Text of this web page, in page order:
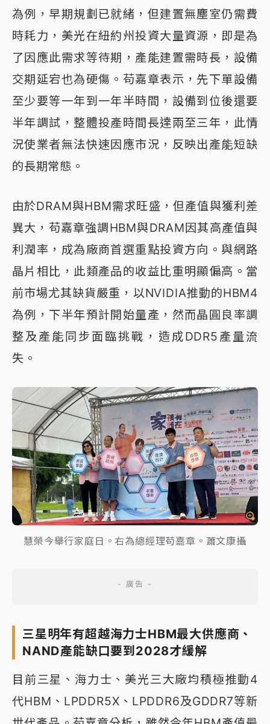
為例，早期規劃已就緒，但建置無塵室仍需費
時耗力，美光在紐約州投資大量資源，即是為
了因應此需求等待期，產能建置需時長，設備
交期延宕也為硬傷。苟嘉章表示，先下單設備
至少要等一年到一年半時間，設備到位後還要
半年調試，整體投產時間長達兩至三年，此情
況使業者無法快速因應市況，反映出產能短缺
的長期常態。
由於DRAM與HBM需求旺盛，但產值與獲利差
異大，苟嘉章強調HBM與DRAM因其高產值與
利潤率，成為廠商首選重點投資方向。與網路
晶片相比，此類產品的收益比重明顯偏高。當
前市場尤其缺貨嚴重，以NVIDIA推動的HBM4
為例，下半年預計開始量產，然而晶圓良率調
整及產能同步面臨挑戰，造成DDR5產量流
失。
慧榮今舉行家庭日。右為總經理苟嘉章。蕭文康攝
三星明年有超越海力士HBM最大供應商、
NAND產能缺口要到2028才緩解
目前三星、海力士、美光三大廠均積極推動4
代HBM、LPDDR5X、LPDDR6及GDDR7等新